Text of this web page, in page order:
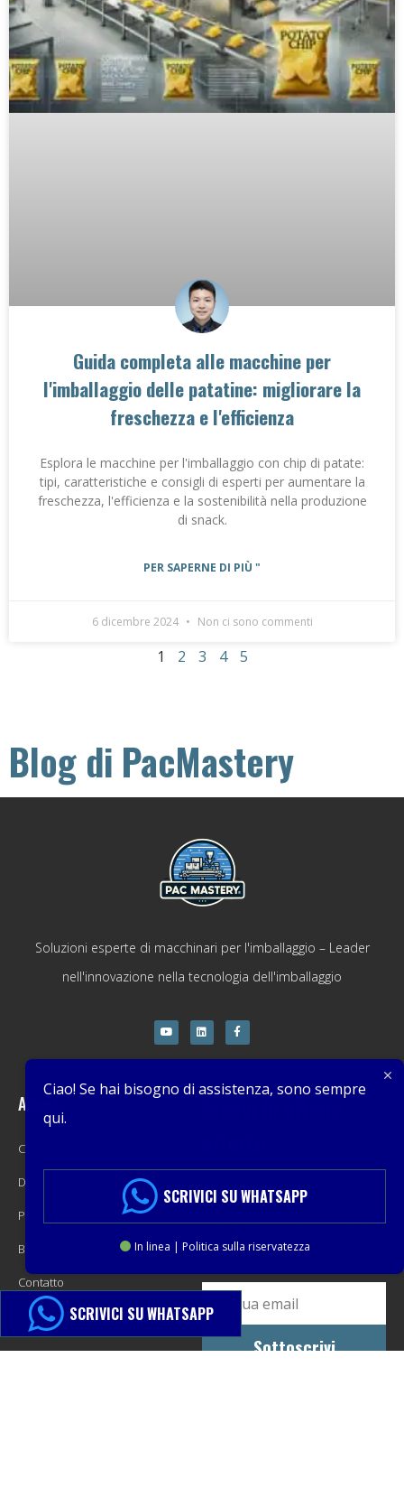
Guida completa alle macchine per
l'imballaggio delle patatine: migliorare la
freschezza e l'efficienza
Esplora le macchine per l'imballaggio con chip di patate:
tipi, caratteristiche e consigli di esperti per aumentare la
freschezza, l'efficienza e la sostenibilità nella produzione
di snack.
PER SAPERNE DI PIÙ "
6 dicembre 2024 Non ci sono commenti
1 2 3 4 5
Blog di PacMastery
Soluzioni esperte di macchinari per l'imballaggio – Leader
nell'innovazione nella tecnologia dell'imballaggio
Azienda
Casa
Di
Prodotto
Blog
Contatto
Promozioni, nuovi prodotti,
offerte e saldi. Direttamente nella
tua casella di posta.
Sottoscrivi
Ciao! Se hai bisogno di assistenza, sono sempre
qui.
SCRIVICI SU WHATSAPP
In linea | Politica sulla riservatezza
SCRIVICI SU WHATSAPP